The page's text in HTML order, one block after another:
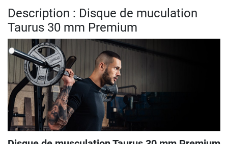
Description : Disque de muculation
Taurus 30 mm Premium